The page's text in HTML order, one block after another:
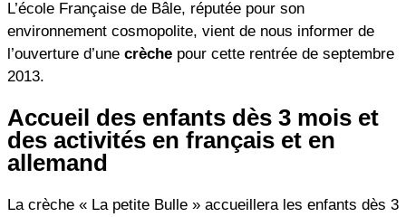
L’école Française de Bâle, réputée pour son
environnement cosmopolite, vient de nous informer de
l’ouverture d’une crèche pour cette rentrée de septembre
2013.
Accueil des enfants dès 3 mois et
des activités en français et en
allemand
La crèche « La petite Bulle » accueillera les enfants dès 3